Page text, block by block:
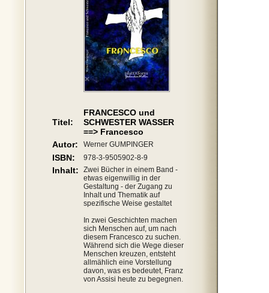
Titel:
FRANCESCO und
SCHWESTER WASSER
==> Francesco
Autor:
Werner GUMPINGER
ISBN: 978-3-9505902-8-9
Inhalt:
Zwei Bücher in einem Band -
etwas eigenwillig in der
Gestaltung - der Zugang zu
Inhalt und Thematik auf
spezifische Weise gestaltet
In zwei Geschichten machen
sich Menschen auf, um nach
diesem Francesco zu suchen.
Während sich die Wege dieser
Menschen kreuzen, entsteht
allmählich eine Vorstellung
davon, was es bedeutet, Franz
von Assisi heute zu begegnen.